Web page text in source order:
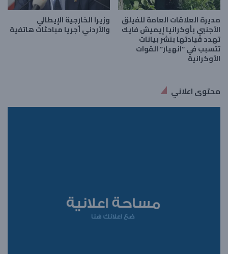
مديرة العلاقات العامة للفيلق
الأجنبي بأوكرانيا إيميش فايك
تهدد قيادتها بنشر بيانات
تتسبب في “انهيار” القوات
الأوكرانية
وزيرا الخارجية الإيطالي
والأردني أجريا مباحثات هاتفية
محتوى اعلاني